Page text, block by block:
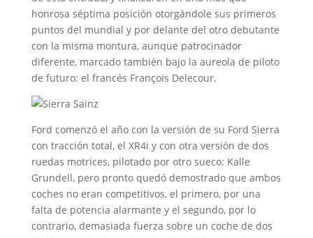
honrosa séptima posición otorgándole sus primeros
puntos del mundial y por delante del otro debutante
con la misma montura, aunque patrocinador
diferente, marcado también bajo la aureola de piloto
de futuro: el francés François Delecour.
Ford comenzó el año con la versión de su Ford Sierra
con tracción total, el XR4i y con otra versión de dos
ruedas motrices, pilotado por otro sueco: Kalle
Grundell, pero pronto quedó demostrado que ambos
coches no eran competitivos, el primero, por una
falta de potencia alarmante y el segundo, por lo
contrario, demasiada fuerza sobre un coche de dos